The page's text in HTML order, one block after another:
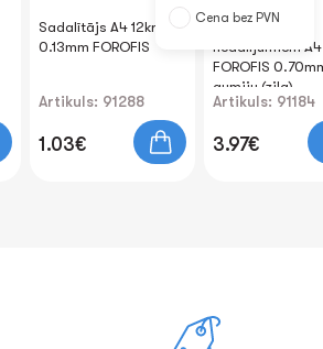
Sadalītājs A4 12kr.
0.13mm FOROFIS
Artikuls: 91288
1.03€
Mape ar 12
nodalījumiem A4
FOROFIS
gumiju (zila)
Artikuls: 91184
3.97€
Cena bez PVN